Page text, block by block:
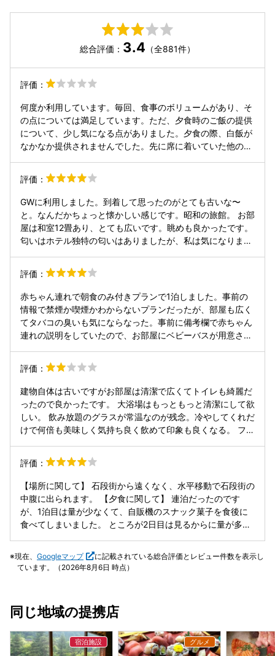
総合評価： 3.4 （全881件）
評価：
何度か利用しています。毎回、食事のボリュームがあり、そ
の点については満足しています。ただ、夕食時のご飯の提供
について、少し気になる点がありました。夕食の際、白飯が
なかなか提供されませんでした。先に席に着いていた他のお
程度のタイミングで持ってくるものと思い、そのまま待って
いました。しかし、今回は飲み放題付きプランで90分という
時間制限がある中、残り20分ほどになっても白飯が提供され
ませんでした。最終的にはこちらから声をかけて、ようやく
持ってきました。忙しい時間帯でスタッフの方も大変とは思
います。ただ、時間制限のあるプランの場合、料理やご飯の
提供タイミングが遅れると、食事全体を落ち着いて楽しむこ
め、こちらから催促しないと出てこない状況は、少し残念に
タイミングや声かけのルールがもう少し整っていると、より
安心して利用できると思います。 今後は、白飯を提供するタ
イミングをあらかじめ案内する、もしくは一定の時間でスタ
ッフの方から確認していただくなど、オペレーション面を改
善していただきたいです。 また朝食がバイキング形式なので
すが所要時間が45分しか無いため、ゆっくり食べたい人には
んばかりにどんどん片付けはじめて落ち着きません。 さらに
チェックアウト10時ですが、9:55くらいまで部屋でゆっく
りして出たところ廊下の明かりが消えており真っ暗になって
いました。 宿でゆっくり過ごしたいと思って来ると、残念な
ンセントが無さすぎてビックリしました。スマホの充電くら
いはさせてもらいたいのでコンセントタップ等置いてもらえ
たら助かりました。 駐車場へは従業員に車の鍵渡して従業員
が運転して持っていきます。ぶつけられたりする可能性は捨
てきれないので気にする方は注意して下さい。
評価：
GWに利用しました。到着して思ったのがとても古いな〜
と。なんだかちょっと懐かしい感じです。昭和の旅館。 お部
屋は和室12畳あり、とても広いです。眺めも良かったです。
匂いはホテル独特の匂いはありましたが、私は気になりませ
が低かったです。41℃。 私は熱いのが苦手なので、ゆっく
り入れてよかったです。3回入りました。 気になったのは、
一部畳がカビてるところがあることと、前に使った人の髪の
毛がたくさん落ちてたこと。これは使った人がシャワーで流
せばいいので、ホテルのせいというより、宿泊者のモラルが
低いせいだと思います。 夕食はすごく豪華で美味しかったで
す。ご飯おかわりしました(^^)刺身、すき焼き、揚げ物、そ
そうになるくらい食べました。 朝食はバイキングでした。お
グルトのラズベリーの手作りジャムが美味しかったです。 ホ
テルのスタッフさんはみんな元気で対応も良かったです。石
段街へも徒歩10分かからないくらいの距離なので、観光に便
利でした。
評価：
赤ちゃん連れで朝食のみ付きプランで1泊しました。事前の
情報で禁煙か喫煙かわからないプランだったが、部屋も広く
てタバコの臭いも気にならなった。事前に備考欄で赤ちゃん
連れの説明をしていたので、お部屋にベビーバスが用意させ
できました。 家族風呂も45分コースでゆっくり楽しめまし
た。大浴場の更衣室にはベビーベッドがあり、畳風呂も赤ち
ゃん連れには助かりました。 朝食は手作りのおにぎり、手作
りのラズベリージャム、林檎ジャムが美味しかったです。 唯
一気になったのは、細かいところですが家族風呂の子供の椅
子が汚れていたことです。 でも価格的にも立地的にも全体的
に 満足しています。
評価：
建物自体は古いですがお部屋は清潔で広くてトイレも綺麗だ
ったので良かったです。 大浴場はもっともっと清潔にして欲
しい。 飲み放題のグラスが常温なのが残念。冷やしてくれだ
けで何倍も美味しく気持ち良く飲めて印象も良くなる。 フロ
笑顔で良かったです。
評価：
【場所に関して】 石段街から遠くなく、水平移動で石段街の
中腹に出られます。 【夕食に関して】 連泊だったのです
が、1泊目は量が少なくて、自販機のスナック菓子を食後に
食べてしまいました。 ところが2日目は見るからに量が多
【朝食に関して】 オカズが少しセットアップされていて、そ
れとは別にサラダとか納豆、焼き魚、ベーコン等がビュッフ
むのが良い。 【風呂に関して】 泉質は銀湯のみ。 屋内のメ
側だけ段差無いので、寄り掛かるには壁の方まで行く必要ア
リ。 サウナは午後時間帯のみで、朝時間帯は、サウナ室には
現在、 Googleマップ
に記載されている総合評価とレビュー件数を表示し
ています。（2026年8月6日 時点）
同じ地域の提携店